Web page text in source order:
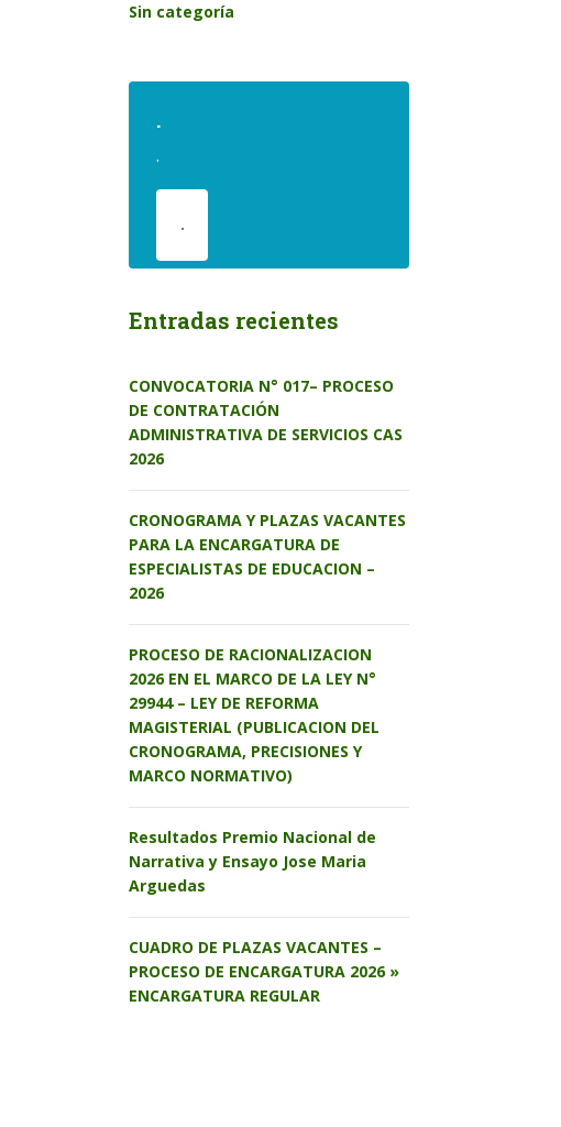
Sin categoría
.
.
.
Entradas recientes
CONVOCATORIA N° 017– PROCESO
DE CONTRATACIÓN
ADMINISTRATIVA DE SERVICIOS CAS
2026
CRONOGRAMA Y PLAZAS VACANTES
PARA LA ENCARGATURA DE
ESPECIALISTAS DE EDUCACION –
2026
PROCESO DE RACIONALIZACION
2026 EN EL MARCO DE LA LEY N°
29944 – LEY DE REFORMA
MAGISTERIAL (PUBLICACION DEL
CRONOGRAMA, PRECISIONES Y
MARCO NORMATIVO)
Resultados Premio Nacional de
Narrativa y Ensayo Jose Maria
Arguedas
CUADRO DE PLAZAS VACANTES –
PROCESO DE ENCARGATURA 2026 »
ENCARGATURA REGULAR